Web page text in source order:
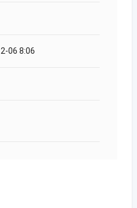
06 8:06